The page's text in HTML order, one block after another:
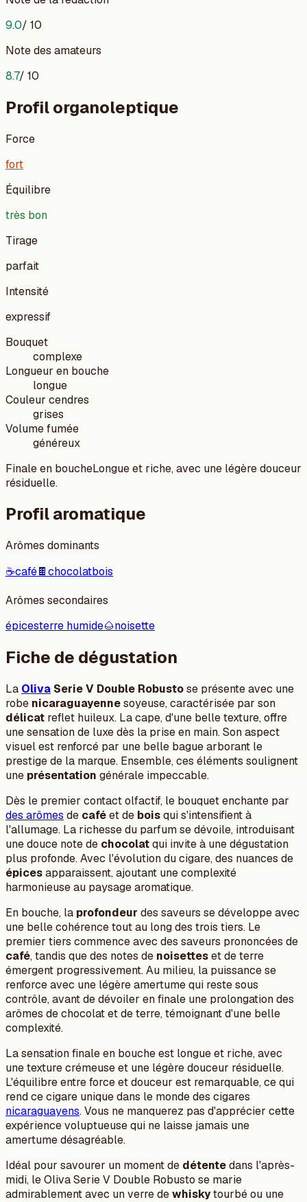
9.0/ 10
Note des amateurs
8.7/ 10
Profil organoleptique
Force
fort
Équilibre
très bon
Tirage
parfait
Intensité
expressif
Bouquet
complexe
Longueur en bouche
longue
Couleur cendres
grises
Volume fumée
généreux
Finale en boucheLongue et riche, avec une légère douceur
résiduelle.
Profil aromatique
Arômes dominants
☕café🍫chocolatbois
Arômes secondaires
épicesterre humide🌰noisette
Fiche de dégustation
La Oliva Serie V Double Robustose présente avec une
robe nicaraguayennesoyeuse, caractérisée par son
délicat reflet huileux. La cape, d'une belle texture, offre
une sensation de luxe dès la prise en main. Son aspect
visuel est renforcé par une belle bague arborant le
prestige de la marque. Ensemble, ces éléments soulignent
une présentation générale impeccable.
Dès le premier contact olfactif, le bouquet enchante par
des arômes de caféet de boisqui s'intensifient à
l'allumage. La richesse du parfum se dévoile, introduisant
une douce note de chocolatqui invite à une dégustation
plus profonde. Avec l'évolution du cigare, des nuances de
épicesapparaissent, ajoutant une complexité
harmonieuse au paysage aromatique.
En bouche, la profondeur des saveurs se développe avec
une belle cohérence tout au long des trois tiers. Le
premier tiers commence avec des saveurs prononcées de
café, tandis que des notes de noisetteset de terre
émergent progressivement. Au milieu, la puissance se
renforce avec une légère amertume qui reste sous
contrôle, avant de dévoiler en finale une prolongation des
arômes de chocolat et de terre, témoignant d'une belle
complexité.
La sensation finale en bouche est longue et riche, avec
une texture crémeuse et une légère douceur résiduelle.
L'équilibre entre force et douceur est remarquable, ce qui
rend ce cigare unique dans le monde des cigares
nicaraguayens. Vous ne manquerez pas d'apprécier cette
expérience voluptueuse qui ne laisse jamais une
amertume désagréable.
Idéal pour savourer un moment de détentedans l'après-
midi, le Oliva Serie V Double Robusto se marie
admirablement avec un verre dewhiskytourbé ou une